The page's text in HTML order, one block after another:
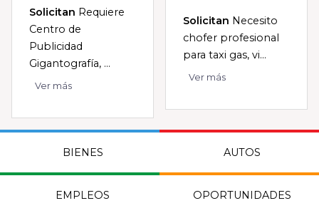
Solicitan Requiere
Centro de
Publicidad
Gigantografía, ...
Ver más
Solicitan Necesito
chofer profesional
para taxi gas, vi...
Ver más
BIENES AUTOS
EMPLEOS OPORTUNIDADES